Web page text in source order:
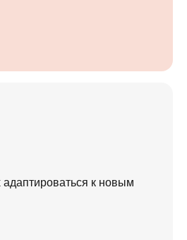
к новым